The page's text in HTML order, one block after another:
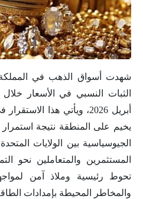
شهدت أسواق الذهب في المملكة
أبريل 2026، ويأتي هذا
يخيم على المنطقة نتيجة
الجيوسياسية بين الولايات
المستثمرين والمتعاملين نحو
تحوط رئيسية وملاذ آمن
والمخاطر المحيطة بإمدادات